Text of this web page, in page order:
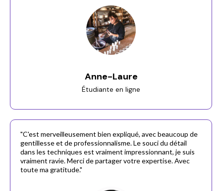
Anne-Laure
Étudiante en ligne
"C'est merveilleusement bien expliqué, avec beaucoup de
gentillesse et de professionnalisme. Le souci du détail
dans les techniques est vraiment impressionnant, je suis
vraiment ravie. Merci de partager votre expertise. Avec
toute ma gratitude."